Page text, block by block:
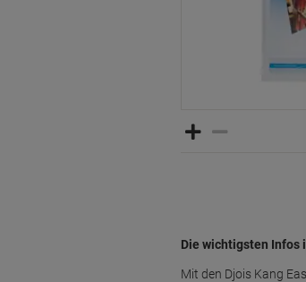
Die wichtigsten Infos
Mit den Djois Kang